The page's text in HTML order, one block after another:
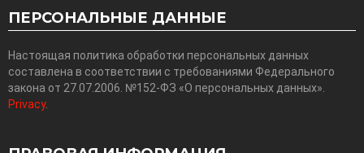
ПЕРСОНАЛЬНЫЕ ДАННЫЕ
Настоящая политика обработки персональных данных
составлена в соответствии с требованиями Федерального
закона от 27.07.2006. №152-ФЗ «О персональных данных».
Privacy.